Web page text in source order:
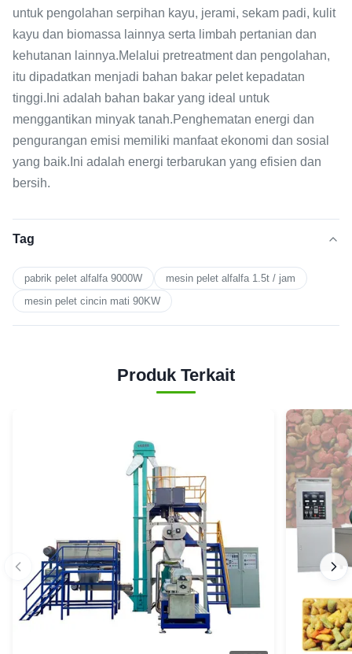
untuk pengolahan serpihan kayu, jerami, sekam padi, kulit
kayu dan biomassa lainnya serta limbah pertanian dan
kehutanan lainnya.Melalui pretreatment dan pengolahan,
itu dipadatkan menjadi bahan bakar pelet kepadatan
tinggi.Ini adalah bahan bakar yang ideal untuk
menggantikan minyak tanah.Penghematan energi dan
pengurangan emisi memiliki manfaat ekonomi dan sosial
yang baik.Ini adalah energi terbarukan yang efisien dan
bersih.
Tag
pabrik pelet alfalfa 9000W
mesin pelet alfalfa 1.5t / jam
mesin pelet cincin mati 90KW
Produk Terkait